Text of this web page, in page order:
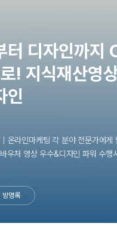
터 디자인까지
! 지식재산영
인
온라인마케팅 각 분야 전문가에게
우처 영상 우수&디자인 파워 수행
인 수행사 🏆제조·RIPS·관광 바우
자인을 단 하나의 회사를 통해 빠
방명록